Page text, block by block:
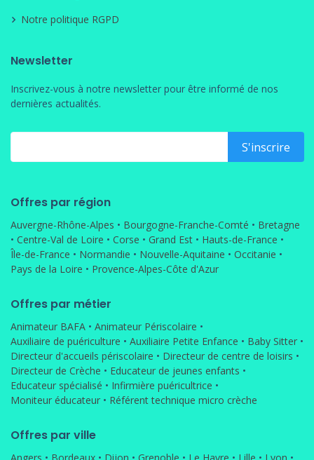
Notre politique RGPD
Newsletter
Inscrivez-vous à notre newsletter pour être informé de nos
dernières actualités.
Offres par région
Auvergne-Rhône-Alpes • Bourgogne-Franche-Comté • Bretagne
• Centre-Val de Loire • Corse • Grand Est • Hauts-de-France •
Île-de-France • Normandie • Nouvelle-Aquitaine • Occitanie •
Pays de la Loire • Provence-Alpes-Côte d'Azur
Offres par métier
Animateur BAFA • Animateur Périscolaire •
Auxiliaire de puériculture • Auxiliaire Petite Enfance • Baby Sitter •
Directeur d'accueils périscolaire • Directeur de centre de loisirs •
Directeur de Crèche • Educateur de jeunes enfants •
Educateur spécialisé • Infirmière puéricultrice •
Moniteur éducateur • Référent technique micro crèche
Offres par ville